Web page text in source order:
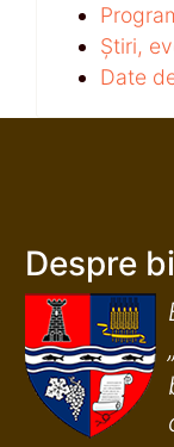
Știri,
Date
Despre